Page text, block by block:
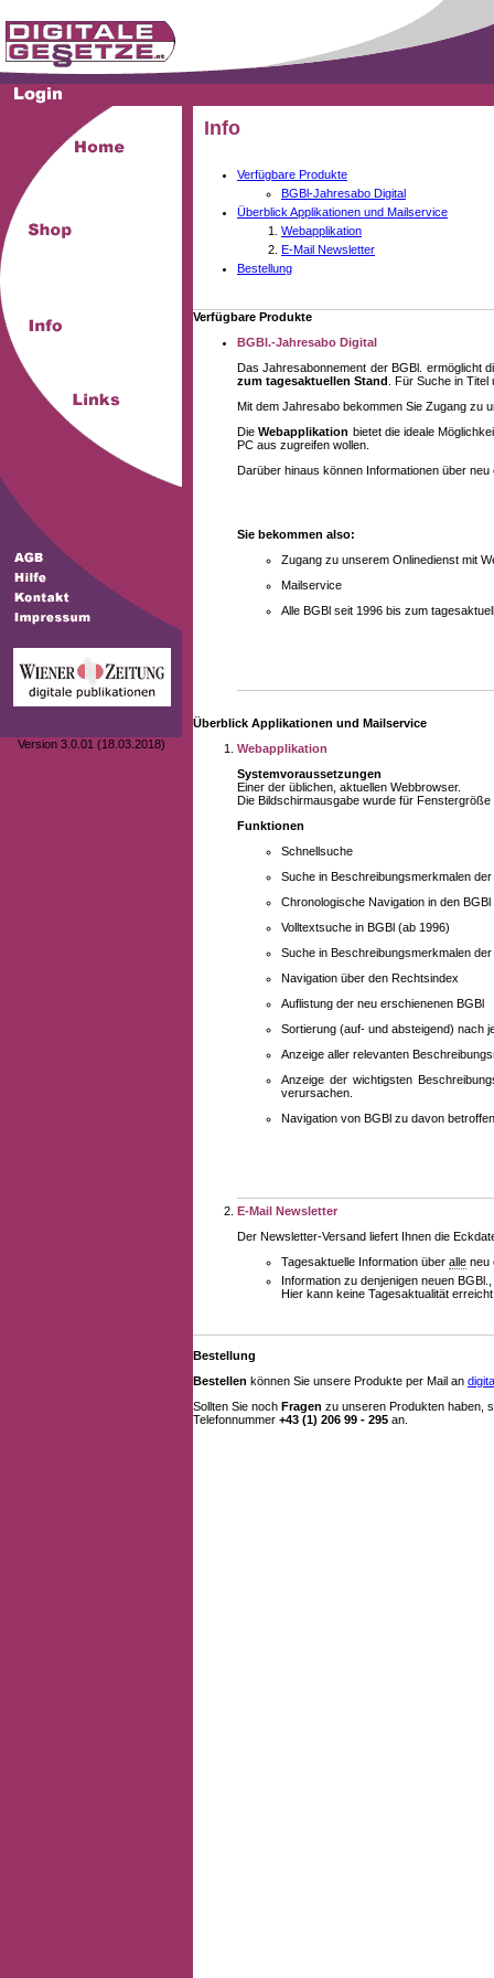
Version 3.0.01 (18.03.2018)
Info
Verfügbare Produkte
BGBl-Jahresabo Digital
Überblick Applikationen und Mailservice
Webapplikation
E-Mail Newsletter
Bestellung
Verfügbare Produkte
BGBl.-Jahresabo Digital
Das Jahresabonnement der BGBl. ermöglicht
zum tagesaktuellen Stand . Für Suche in
Mit dem Jahresabo bekommen Sie Zugang zu
DieWebapplikation bietet die ideale
PC aus zugreifen wollen.
Darüber hinaus können Informationen über
Sie bekommen also:
Zugang zu unserem Onlinedienst mit
Mailservice
Alle BGBl seit 1996 bis zum
Überblick Applikationen und Mailservice
Webapplikation
Systemvoraussetzungen
Einer der üblichen, aktuellen Webbrowser.
Die Bildschirmausgabe wurde für
Funktionen
Schnellsuche
Suche in Beschreibungsmerkmalen
Chronologische Navigation in den BGBl
Volltextsuche in BGBl (ab 1996)
Suche in Beschreibungsmerkmalen
Navigation über den Rechtsindex
Auflistung der neu erschienenen BGBl
Sortierung (auf- und absteigend) nach
Anzeige aller relevanten
Anzeige der wichtigsten
verursachen.
Navigation von BGBl zu davon
E-Mail Newsletter
Der Newsletter-Versand liefert Ihnen die
Tagesaktuelle Information über alle neu
Information zu denjenigen neuen
Hier kann keine Tagesaktualität
Bestellung
Bestellen können Sie unsere Produkte per Mail an
Sollten Sie noch Fragen zu unseren Produkten haben,
Telefonnummer +43 (1) 206 99 - 295 an.